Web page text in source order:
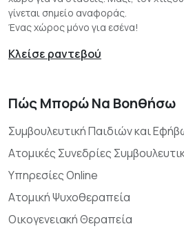
γίνεται σημείο αναφοράς.
Ένας χώρος μόνο για εσένα!
Κλείσε ραντεβού
Πώς Μπορώ Να Βοηθήσω
Συμβουλευτική Παιδιών και
Ατομικές Συνεδρίες
Υπηρεσίες Online
Ατομική Ψυχοθεραπεία
Οικογενειακή Θεραπεία